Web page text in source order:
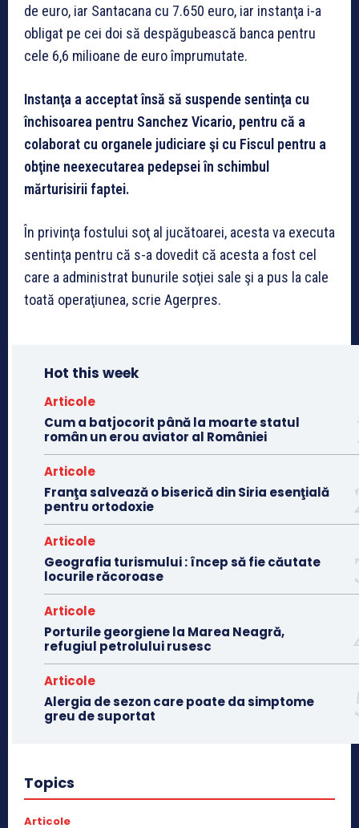
de euro, iar Santacana cu 7.650 euro, iar instanţa i-a
obligat pe cei doi să despăgubească banca pentru
cele 6,6 milioane de euro împrumutate.
Instanţa a acceptat însă să suspende sentinţa cu
închisoarea pentru Sanchez Vicario, pentru că a
colaborat cu organele judiciare şi cu Fiscul pentru a
obţine neexecutarea pedepsei în schimbul
mărturisirii faptei.
În privinţa fostului soţ al jucătoarei, acesta va executa
sentinţa pentru că s-a dovedit că acesta a fost cel
care a administrat bunurile soţiei sale şi a pus la cale
toată operaţiunea, scrie Agerpres.
Hot this week
Articole
Cum a batjocorit până la moarte statul
român un erou aviator al României
Articole
Franţa salvează o biserică din Siria esenţială
pentru ortodoxie
Articole
Geografia turismului : încep să fie căutate
locurile răcoroase
Articole
Porturile georgiene la Marea Neagră,
refugiul petrolului rusesc
Articole
Alergia de sezon care poate da simptome
greu de suportat
Topics
Articole